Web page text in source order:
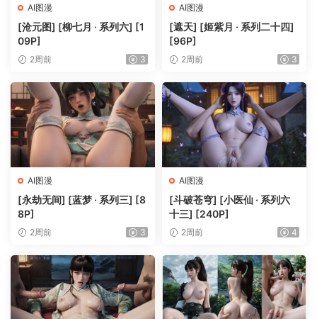
AI图漫
[沧元图] [柳七月 · 系列六] [1
09P]
2周前 3
AI图漫
[遮天] [姬紫月 · 系列二十四]
[96P]
2周前 3
AI图漫
[永劫无间] [蓝梦 · 系列三] [8
8P]
2周前 3
AI图漫
[斗破苍穹] [小医仙 · 系列六
十三] [240P]
2周前 4